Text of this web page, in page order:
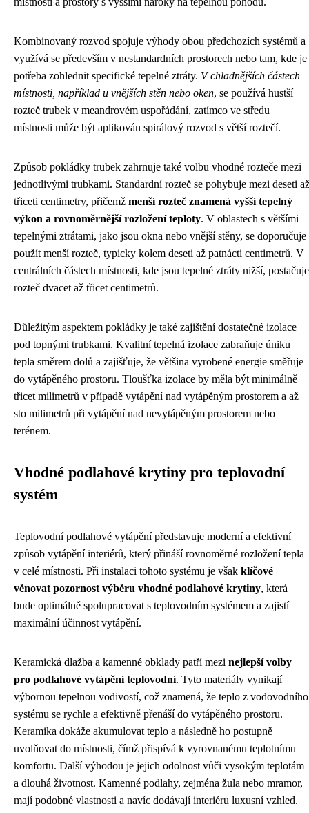
Kombinovaný rozvod spojuje výhody obou předchozích systémů a
využívá se především v nestandardních prostorech nebo tam, kde je
potřeba zohlednit specifické tepelné ztráty. V chladnějších částech
místnosti, například u vnějších stěn nebo oken, se používá hustší
rozteč trubek v meandrovém uspořádání, zatímco ve středu
místnosti může být aplikován spirálový rozvod s větší roztečí.
Způsob pokládky trubek zahrnuje také volbu vhodné rozteče mezi
jednotlivými trubkami. Standardní rozteč se pohybuje mezi deseti až
třiceti centimetry, přičemž menší rozteč znamená vyšší tepelný
výkon a rovnoměrnější rozložení teploty. V oblastech s většími
tepelnými ztrátami, jako jsou okna nebo vnější stěny, se doporučuje
použít menší rozteč, typicky kolem deseti až patnácti centimetrů. V
centrálních částech místnosti, kde jsou tepelné ztráty nižší, postačuje
rozteč dvacet až třicet centimetrů.
Důležitým aspektem pokládky je také zajištění dostatečné izolace
pod topnými trubkami. Kvalitní tepelná izolace zabraňuje úniku
tepla směrem dolů a zajišťuje, že většina vyrobené energie směřuje
do vytápěného prostoru. Tloušťka izolace by měla být minimálně
třicet milimetrů v případě vytápění nad vytápěným prostorem a až
sto milimetrů při vytápění nad nevytápěným prostorem nebo
terénem.
Vhodné podlahové krytiny pro teplovodní
systém
Teplovodní podlahové vytápění představuje moderní a efektivní
způsob vytápění interiérů, který přináší rovnoměrné rozložení tepla
v celé místnosti. Při instalaci tohoto systému je však klíčové
věnovat pozornost výběru vhodné podlahové krytiny, která
bude optimálně spolupracovat s teplovodním systémem a zajistí
maximální účinnost vytápění.
Keramická dlažba a kamenné obklady patří mezi nejlepší volby
pro podlahové vytápění teplovodní. Tyto materiály vynikají
výbornou tepelnou vodivostí, což znamená, že teplo z vodovodního
systému se rychle a efektivně přenáší do vytápěného prostoru.
Keramika dokáže akumulovat teplo a následně ho postupně
uvolňovat do místnosti, čímž přispívá k vyrovnanému teplotnímu
komfortu. Další výhodou je jejich odolnost vůči vysokým teplotám
a dlouhá životnost. Kamenné podlahy, zejména žula nebo mramor,
mají podobné vlastnosti a navíc dodávají interiéru luxusní vzhled.